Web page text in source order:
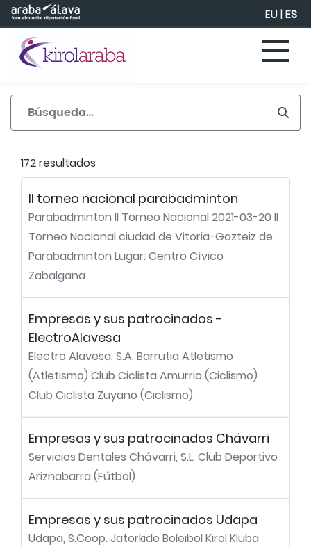
Saltar al contenido principal EU|ES
172 resultados
II torneo nacional parabadminton
Parabadminton II Torneo Nacional 2021-03-20 II
Torneo Nacional ciudad de Vitoria-Gazteiz de
Parabadminton Lugar: Centro Cívico
Zabalgana
Empresas y sus patrocinados -
ElectroAlavesa
Electro Alavesa, S.A. Barrutia Atletismo
(Atletismo) Club Ciclista Amurrio (Ciclismo)
Club Ciclista Zuyano (Ciclismo)
Empresas y sus patrocinados Chávarri
Servicios Dentales Chávarri, S.L. Club Deportivo
Ariznabarra (Fútbol)
Empresas y sus patrocinados Udapa
Udapa, S.Coop. Jatorkide Boleibol Kirol Kluba